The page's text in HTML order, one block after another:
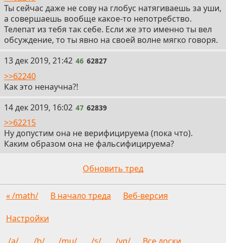
Ты сейчас даже не сову на глобус натягиваешь за уши,
а совершаешь вообще какое-то непотребство.
Телепат из тебя так себе. Если же это именно ты вел
обсуждение, то ты явно на своей волне мягко говоря.
46
13 дек 2019, 21:42 46 62827
>>62240
Как это ненаучна?!
47
14 дек 2019, 16:02 47 62839
>>62215
Ну допустим она не верифицируема (пока что).
Каким образом она не фальсифицируема?
Обновить тред
« /math/ В начало треда Веб-версия
Настройки